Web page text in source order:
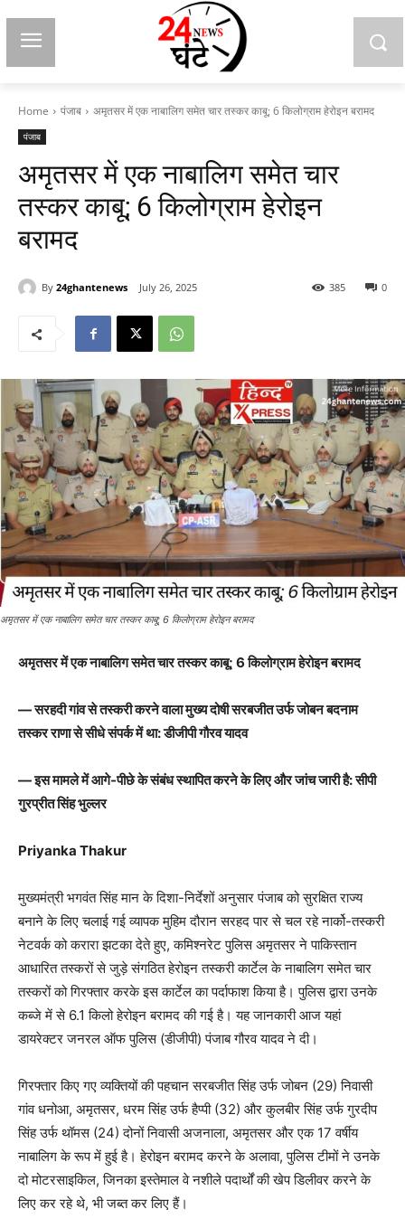
Home पंजाब अमृतसर में एक नाबालिग समेत चार तस्कर काबू; 6 किलोग्राम हेरोइन बरामद
पंजाब
अमृतसर में एक नाबालिग समेत चार
तस्कर काबू; 6 किलोग्राम हेरोइन
बरामद
By 24ghantenews July 26, 2025 0
385
अमृतसर में एक नाबालिग समेत चार तस्कर काबू; 6 किलोग्राम हेरोइन बरामद
अमृतसर में एक नाबालिग समेत चार तस्कर काबू; 6 किलोग्राम हेरोइन बरामद
— सरहदी गांव से तस्करी करने वाला मुख्य दोषी सरबजीत उर्फ जोबन बदनाम
तस्कर राणा से सीधे संपर्क में था: डीजीपी गौरव यादव
— इस मामले में आगे-पीछे के संबंध स्थापित करने के लिए और जांच जारी है: सीपी
गुरप्रीत सिंह भुल्लर
Priyanka Thakur
मुख्यमंत्री भगवंत सिंह मान के दिशा-निर्देशों अनुसार पंजाब को सुरक्षित राज्य
बनाने के लिए चलाई गई व्यापक मुहिम दौरान सरहद पार से चल रहे नार्को-तस्करी
नेटवर्क को करारा झटका देते हुए, कमिश्नरेट पुलिस अमृतसर ने पाकिस्तान
आधारित तस्करों से जुड़े संगठित हेरोइन तस्करी कार्टेल के नाबालिग समेत चार
तस्करों को गिरफ्तार करके इस कार्टेल का पर्दाफाश किया है। पुलिस द्वारा उनके
कब्जे में से 6.1 किलो हेरोइन बरामद की गई है। यह जानकारी आज यहां
डायरेक्टर जनरल ऑफ पुलिस (डीजीपी) पंजाब गौरव यादव ने दी।
गिरफ्तार किए गए व्यक्तियों की पहचान सरबजीत सिंह उर्फ जोबन (29) निवासी
गांव धनोआ, अमृतसर, धरम सिंह उर्फ हैप्पी (32) और कुलबीर सिंह उर्फ गुरदीप
सिंह उर्फ थॉमस (24) दोनों निवासी अजनाला, अमृतसर और एक 17 वर्षीय
नाबालिग के रूप में हुई है। हेरोइन बरामद करने के अलावा, पुलिस टीमों ने उनके
दो मोटरसाइकिल, जिनका इस्तेमाल वे नशीले पदार्थों की खेप डिलीवर करने के
लिए कर रहे थे, भी जब्त कर लिए हैं।